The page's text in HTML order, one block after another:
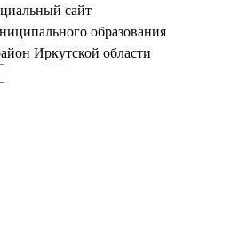
сайт
образования
Иркутской области